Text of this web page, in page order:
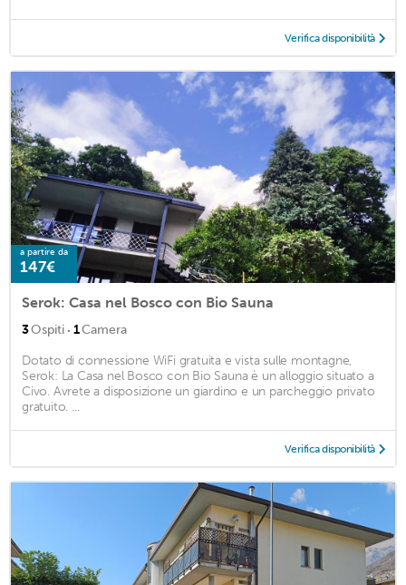
Verifica disponibilità
a partire da
147€
Serok: Casa nel Bosco con Bio Sauna
3Ospiti · 1Camera
Dotato di connessione WiFi gratuita e vista sulle montagne,
Serok: La Casa nel Bosco con Bio Sauna è un alloggio situato a
Civo. Avrete a disposizione un giardino e un parcheggio privato
gratuito. ...
Verifica disponibilità